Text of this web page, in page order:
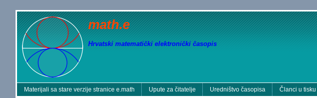
math.e
Hrvatski matematički elektronički časopis
Materijali sa stare verzije stranice e.math Upute za čitatelje Uredništvo časopisa Članci u tisku